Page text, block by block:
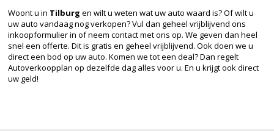
Woont u in Tilburg en wilt u weten wat uw auto waard is? Of wilt u
uw auto vandaag nog verkopen? Vul dan geheel vrijblijvend ons
inkoopformulier in of neem contact met ons op. We geven dan heel
snel een offerte. Dit is gratis en geheel vrijblijvend. Ook doen we u
direct een bod op uw auto. Komen we tot een deal? Dan regelt
Autoverkoopplan op dezelfde dag alles voor u. En u krijgt ook direct
uw geld!